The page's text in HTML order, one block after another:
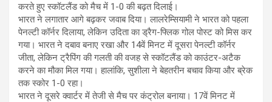
करते हुए स्कॉटलैंड को मैच में 1-0 की बढ़त दिलाई।
भारत ने लगातार आगे बढ़कर जवाब दिया। लालरेम्सियामी ने भारत को पहला
पेनल्टी कॉर्नर दिलाया, लेकिन उदिता का ड्रैग-फ्लिक गोल पोस्ट को मिस कर
गया। भारत ने दबाव बनाए रखा और 14वें मिनट में दूसरा पेनल्टी कॉर्नर
जीता, लेकिन ट्रैपिंग की गलती की वजह से स्कॉटलैंड को काउंटर-अटैक
करने का मौका मिल गया। हालांकि, सुशीला ने बेहतरीन बचाव किया और ब्रेक
तक स्कोर 1-0 रहा।
भारत ने दूसरे क्वार्टर में तेजी से मैच पर कंट्रोल बनाया। 17वें मिनट में